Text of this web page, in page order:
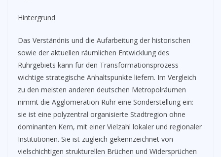
Hintergrund
Das Verständnis und die Aufarbeitung der historischen
sowie der aktuellen räumlichen Entwicklung des
Ruhrgebiets kann für den Transformationsprozess
wichtige strategische Anhaltspunkte liefern. Im Vergleich
zu den meisten anderen deutschen Metropolräumen
nimmt die Agglomeration Ruhr eine Sonderstellung ein:
sie ist eine polyzentral organisierte Stadtregion ohne
dominanten Kern, mit einer Vielzahl lokaler und regionaler
Institutionen. Sie ist zugleich gekennzeichnet von
vielschichtigen strukturellen Brüchen und Widersprüchen